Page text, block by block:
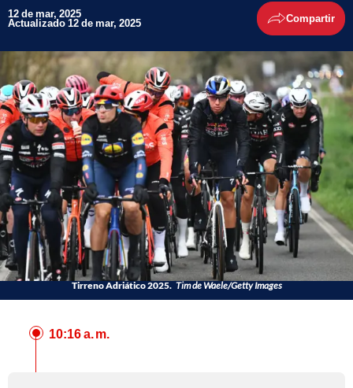
12 de mar, 2025
Actualizado 12 de mar, 2025 Compartir
Tirreno Adriático 2025. Tim de Waele/Getty Images
10:16 a. m.